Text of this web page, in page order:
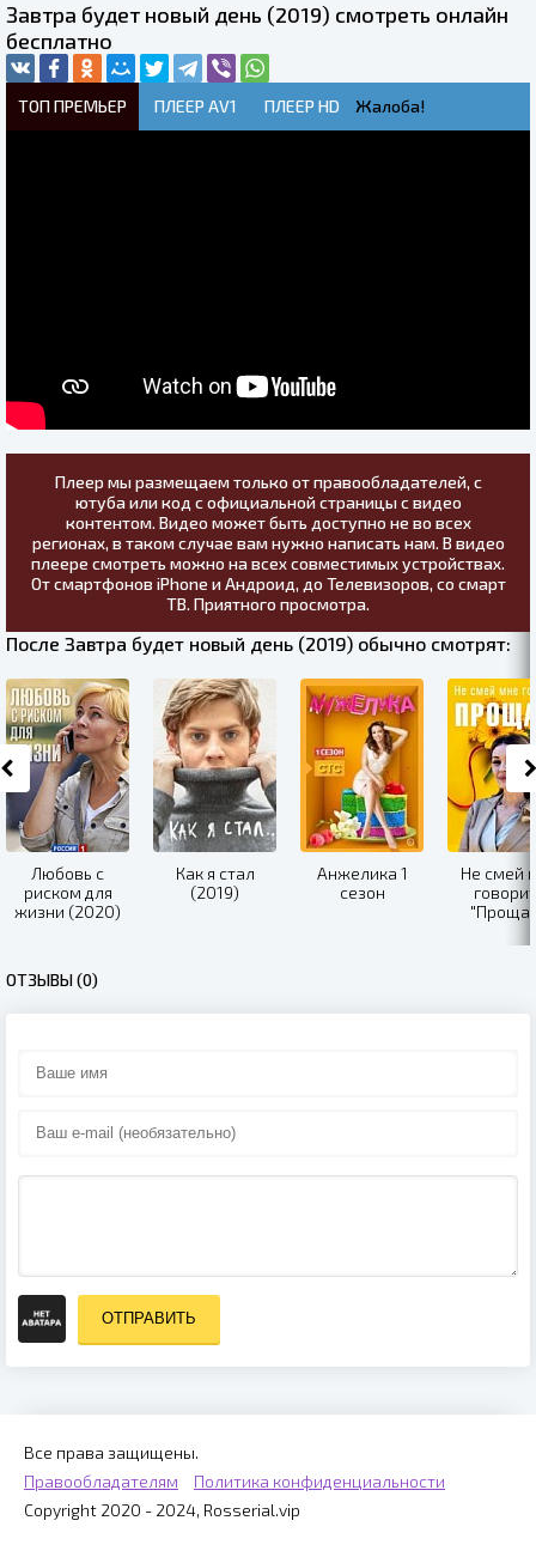
Завтра будет новый день (2019) смотреть онлайн
бесплатно
ТОП ПРЕМЬЕР ПЛЕЕР AV1 ПЛЕЕР HD Жалоба!
Плеер мы размещаем только от правообладателей, с
ютуба или код с официальной страницы с видео
контентом. Видео может быть доступно не во всех
регионах, в таком случае вам нужно написать нам. В видео
плеере смотреть можно на всех совместимых устройствах.
От смартфонов iPhone и Андроид, до Телевизоров, со смарт
ТВ. Приятного просмотра.
После Завтра будет новый день (2019) обычно смотрят:
Любовь с
риском для
жизни (2020)
Как я стал
(2019)
Анжелика 1
сезон
Не смей
ОТЗЫВЫ (0)
ОТПРАВИТЬ
Все права защищены.
Правообладателям
Политика конфиденциальности
Copyright 2020 - 2024, Rosserial.vip